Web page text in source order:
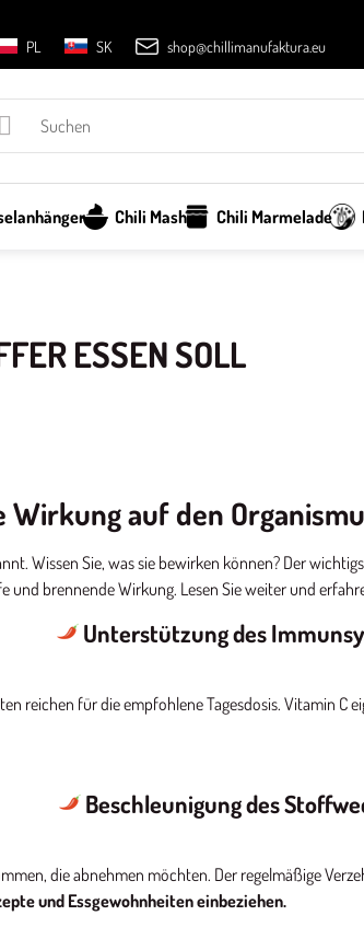
PL SK shop@chillimanufaktura.eu
Chili Mash Chili Marmelade
ESSEN SOLL
auf den
Wissen Sie, was sie bewirken können? Der
brennende Wirkung. Lesen Sie weiter und
Unterstützung des
reichen für die empfohlene Tagesdosis. Vitamin
Beschleunigung des
die abnehmen möchten. Der regelmäßige
und Essgewohnheiten einbeziehen.